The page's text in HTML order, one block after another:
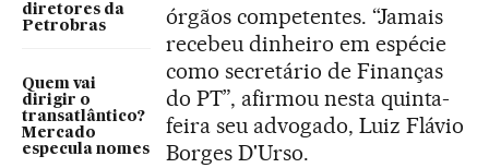
diretores da
Petrobras
Quem vai
dirigir o
transatlântico?
Mercado
especula nomes
órgãos competentes. “Jamais
recebeu dinheiro em espécie
como secretário de Finanças
do PT”, afirmou nesta quinta-
feira seu advogado, Luiz Flávio
Borges D'Urso.